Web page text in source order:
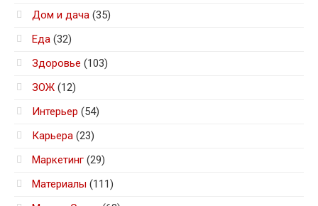
Дом и дача (35)
Еда (32)
Здоровье (103)
ЗОЖ (12)
Интерьер (54)
Карьера (23)
Маркетинг (29)
Материалы (111)